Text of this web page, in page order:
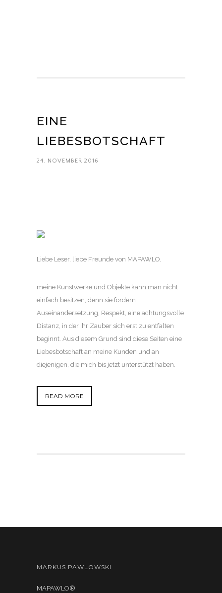
EINE
LIEBESBOTSCHAFT
24. NOVEMBER 2016
Liebe Leser, liebe Freunde von MAPAWLO,
meine Kunstwerke und Objekte kann man nicht
einfach besitzen, denn sie fordern
Auseinandersetzung, Respekt, eine achtungsvolle
Distanz, in der ihr Zauber sich erst zu entfalten
beginnt. Aus diesem Grund sind diese Seiten eine
Liebesbotschaft an meine Kunden und an
diejenigen, die mich bis jetzt unterstützt haben.
READ MORE
MARKUS PAWLOWSKI
MAPAWLO®